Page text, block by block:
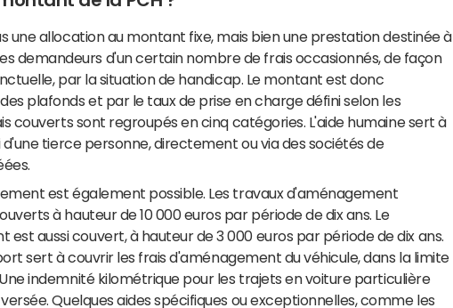
une allocation au montant fixe, mais bien une prestation destinée à
demandeurs d'un certain nombre de frais occasionnés, de façon
par la situation de handicap. Le montant est donc
plafonds et par le taux de prise en charge défini selon les
couverts sont regroupés en cinq catégories. L'aide humaine sert à
tierce personne, directement ou via des sociétés de
est également possible. Les travaux d'aménagement
à hauteur de 10 000 euros par période de dix ans. Le
est aussi couvert, à hauteur de 3 000 euros par période de dix ans.
sert à couvrir les frais d'aménagement du véhicule, dans la limite
Une indemnité kilométrique pour les trajets en voiture particulière
Quelques aides spécifiques ou exceptionnelles, comme les